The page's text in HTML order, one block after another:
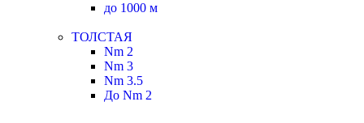
до 1000 м
ТОЛСТАЯ
Nm 2
Nm 3
Nm 3.5
До Nm 2